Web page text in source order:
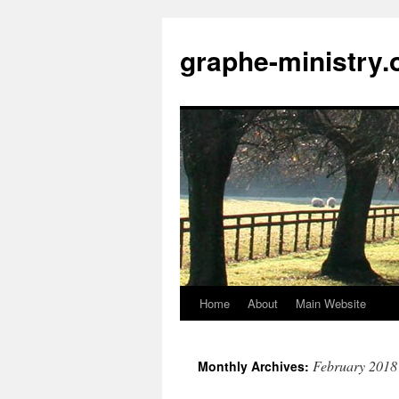
content
graphe-
Home About Main Website
Monthly Archives: February 2018